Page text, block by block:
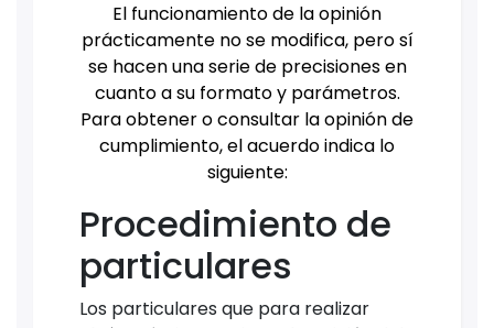
El funcionamiento de la opinión
prácticamente no se modifica, pero sí
se hacen una serie de precisiones en
cuanto a su formato y parámetros.
Para obtener o consultar la opinión de
cumplimiento, el acuerdo indica lo
siguiente:
Procedimiento de
particulares
Los particulares que para realizar